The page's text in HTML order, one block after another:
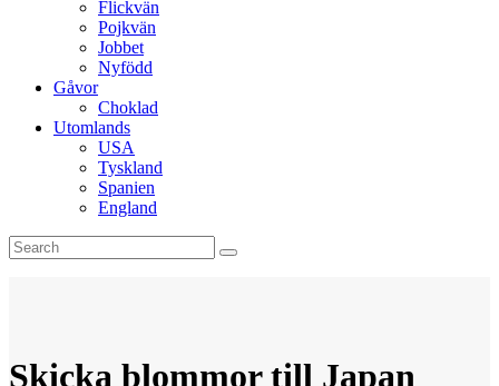
Flickvän
Pojkvän
Jobbet
Nyfödd
Gåvor
Choklad
Utomlands
USA
Tyskland
Spanien
England
Skicka blommortill Japan